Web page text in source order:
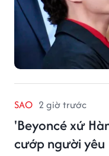
SAO 2 giờ trước
'Beyoncé xứ
cướp người yêu